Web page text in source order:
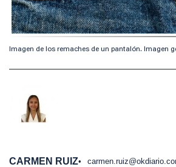
Imagen de los remaches de un pantalón. Imagen
CARMEN RUIZ